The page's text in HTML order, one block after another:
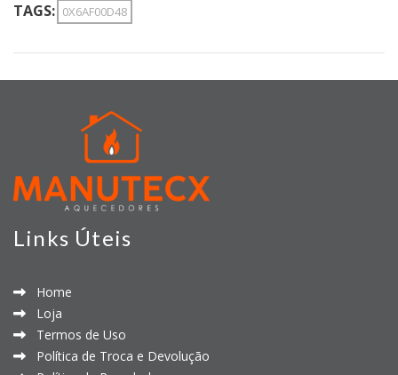
TAGS: 0X6AF00D48
Links Úteis
Home
Loja
Termos de Uso
Política de Troca e Devolução